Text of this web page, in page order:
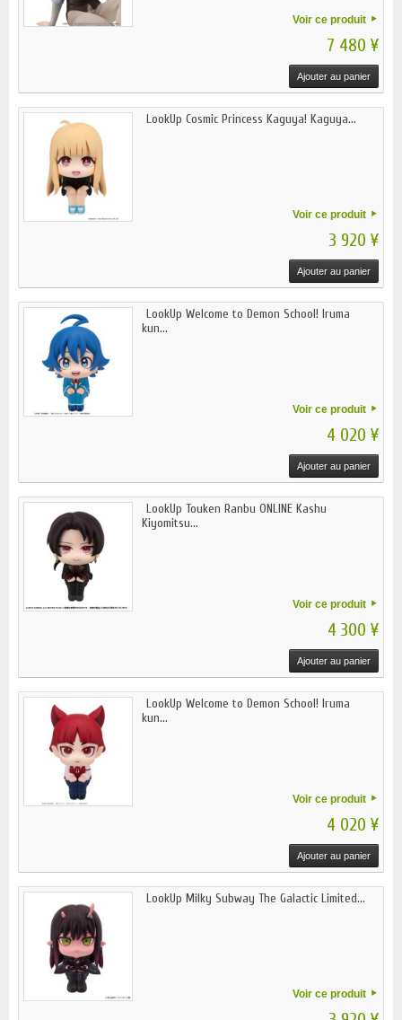
Voir ce produit
7 480 ¥
Ajouter au panier
LookUp Cosmic Princess Kaguya! Kaguya...
Voir ce produit
3 920 ¥
Ajouter au panier
LookUp Welcome to Demon School! Iruma
kun...
Voir ce produit
4 020 ¥
Ajouter au panier
LookUp Touken Ranbu ONLINE Kashu
Kiyomitsu...
Voir ce produit
4 300 ¥
Ajouter au panier
LookUp Welcome to Demon School! Iruma
kun...
Voir ce produit
4 020 ¥
Ajouter au panier
LookUp Milky Subway The Galactic Limited...
Voir ce produit